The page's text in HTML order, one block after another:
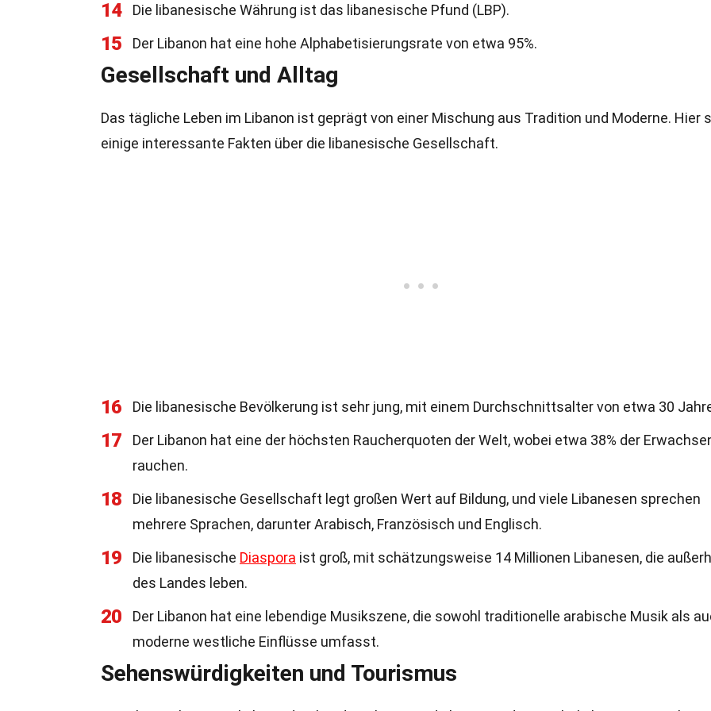
14 Die libanesische Währung ist das libanesische Pfund (LBP).
15 Der Libanon hat eine hohe Alphabetisierungsrate von etwa 95%.
Gesellschaft und Alltag
Das tägliche Leben im Libanon ist geprägt von einer Mischung aus Tradition und Moderne. Hier
einige interessante Fakten über die libanesische Gesellschaft.
16 Die libanesische Bevölkerung ist sehr jung, mit einem Durchschnittsalter von etwa 30
17
Der Libanon hat eine der höchsten Raucherquoten der Welt, wobei etwa 38% der
rauchen.
18
Die libanesische Gesellschaft legt großen Wert auf Bildung, und viele Libanesen sprechen
mehrere Sprachen, darunter Arabisch, Französisch und Englisch.
19 Die libanesische Diaspora ist groß, mit schätzungsweise 14 Millionen Libanesen, die
des Landes leben.
20
Der Libanon hat eine lebendige Musikszene, die sowohl traditionelle arabische Musik als
moderne westliche Einflüsse umfasst.
Sehenswürdigkeiten und Tourismus